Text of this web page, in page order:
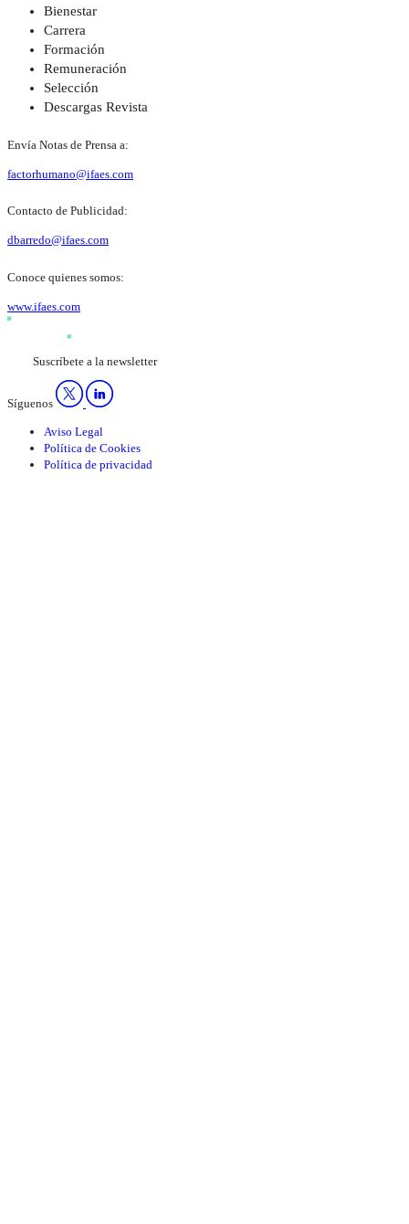
Bienestar
Carrera
Formación
Remuneración
Selección
Descargas Revista
Envía Notas de Prensa a:
factorhumano@ifaes.com
Contacto de Publicidad:
dbarredo@ifaes.com
Conoce quienes somos:
www.ifaes.com
Suscríbete a la newsletter
Síguenos
Aviso Legal
Política de Cookies
Política de privacidad